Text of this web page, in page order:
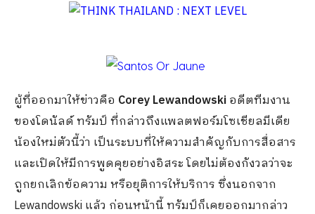
ผู้ที่ออกมาให้ข่าวคือ Corey Lewandowskiอดีตทีมงาน
ของโดนัลด์ ทรัมป์ ที่กล่าวถึงแพลตฟอร์มโซเชียลมีเดีย
น้องใหม่ตัวนี้ว่า เป็นระบบที่ให้ความสำคัญกับการสื่อสาร
และเปิดให้มีการพูดคุยอย่างอิสระ โดยไม่ต้องกังวลว่าจะ
ถูกยกเลิกข้อความ หรือยุติการให้บริการ ซึ่งนอกจาก
Lewandowski แล้ว ก่อนหน้านี้ ทรัมป์ก็เคยออกมากล่าว